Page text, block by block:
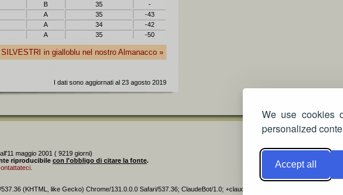
We use cookies
personalized
Accept all
B 35
-
A 35
-43
A 34
-42
A 35 -50
SILVESTRI in gialloblu nel nostro Almanacco »
I dati sono aggiornati al 23 agosto 2019
maggio 2001 ( 9219 giorni)
riproducibile con l'obbligo di citare la fonte.
.
(KHTML, like Gecko) Chrome/131.0.0.0 Safari/537.36; ClaudeBot/1.0; +claudebot@anthropic.com)]